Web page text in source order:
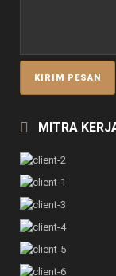
MITRA